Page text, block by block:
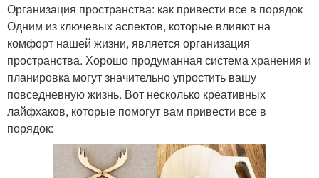
Организация пространства: как привести все в порядок
Одним из ключевых аспектов, которые влияют на
комфорт нашей жизни, является организация
пространства. Хорошо продуманная система хранения и
планировка могут значительно упростить вашу
повседневную жизнь. Вот несколько креативных
лайфхаков, которые помогут вам привести все в
порядок: